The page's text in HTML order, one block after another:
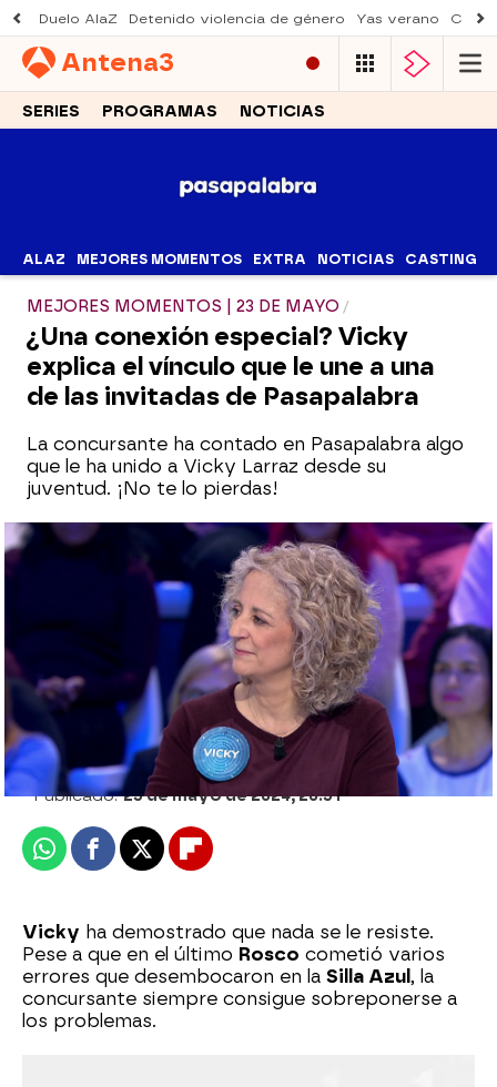
Duelo AlaZ Detenido violencia de género Yas verano
Antena3
SERIES PROGRAMAS NOTICIAS
ALAZ MEJORES MOMENTOS EXTRA NOTICIAS CASTING
MEJORES MOMENTOS | 23 DE MAYO
¿Una conexión especial? Vicky
explica el vínculo que le une a una
de las invitadas de Pasapalabra
La concursante ha contado en Pasapalabra algo
que le ha unido a Vicky Larraz desde su
juventud. ¡No te lo pierdas!
La templanza de Vicky tras tambalearse
en la Silla Azul: “Me he acordado de algo
que me dijo mi marido”
Sara Sanz Navarro
Publicado:23 de mayo de 2024, 20:31
WhatsappFacebook
X Flipboard
Vicky ha demostrado que nada se le resiste.
Pese a que en el último Rosco cometió varios
errores que desembocaron en la Silla Azul , la
concursante siempre consigue sobreponerse a
los problemas.